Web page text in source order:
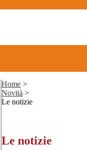
Home >
Novità >
Le notizie
Le notizie